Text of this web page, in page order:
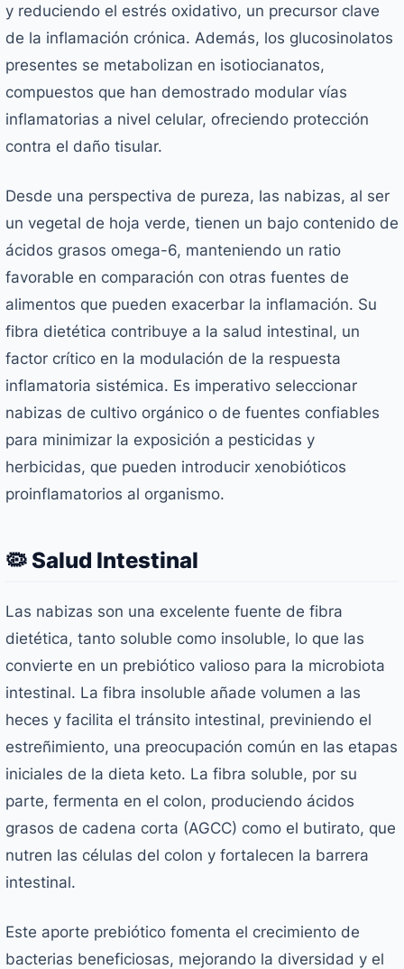
y reduciendo el estrés oxidativo, un precursor clave
de la inflamación crónica. Además, los glucosinolatos
presentes se metabolizan en isotiocianatos,
compuestos que han demostrado modular vías
inflamatorias a nivel celular, ofreciendo protección
contra el daño tisular.
Desde una perspectiva de pureza, las nabizas, al ser
un vegetal de hoja verde, tienen un bajo contenido de
ácidos grasos omega-6, manteniendo un ratio
favorable en comparación con otras fuentes de
alimentos que pueden exacerbar la inflamación. Su
fibra dietética contribuye a la salud intestinal, un
factor crítico en la modulación de la respuesta
inflamatoria sistémica. Es imperativo seleccionar
nabizas de cultivo orgánico o de fuentes confiables
para minimizar la exposición a pesticidas y
herbicidas, que pueden introducir xenobióticos
proinflamatorios al organismo.
🦠 Salud Intestinal
Las nabizas son una excelente fuente de fibra
dietética, tanto soluble como insoluble, lo que las
convierte en un prebiótico valioso para la microbiota
intestinal. La fibra insoluble añade volumen a las
heces y facilita el tránsito intestinal, previniendo el
estreñimiento, una preocupación común en las etapas
iniciales de la dieta keto. La fibra soluble, por su
parte, fermenta en el colon, produciendo ácidos
grasos de cadena corta (AGCC) como el butirato, que
nutren las células del colon y fortalecen la barrera
intestinal.
Este aporte prebiótico fomenta el crecimiento de
bacterias beneficiosas, mejorando la diversidad y el